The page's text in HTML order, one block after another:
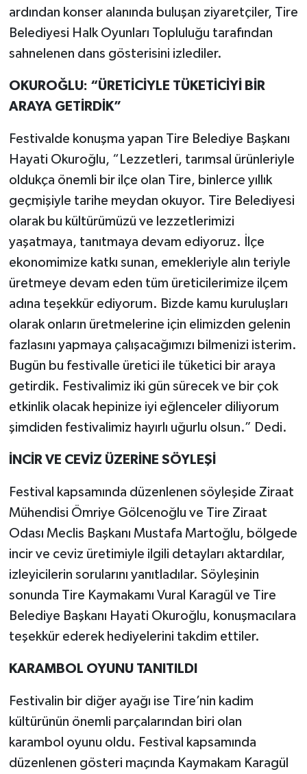
ardından konser alanında buluşan ziyaretçiler, Tire
Belediyesi Halk Oyunları Topluluğu tarafından
sahnelenen dans gösterisini izlediler.
OKUROĞLU: “ÜRETİCİYLE TÜKETİCİYİ BİR
ARAYA GETİRDİK”
Festivalde konuşma yapan Tire Belediye Başkanı
Hayati Okuroğlu, “Lezzetleri, tarımsal ürünleriyle
oldukça önemli bir ilçe olan Tire, binlerce yıllık
geçmişiyle tarihe meydan okuyor. Tire Belediyesi
olarak bu kültürümüzü ve lezzetlerimizi
yaşatmaya, tanıtmaya devam ediyoruz. İlçe
ekonomimize katkı sunan, emekleriyle alın teriyle
üretmeye devam eden tüm üreticilerimize ilçem
adına teşekkür ediyorum. Bizde kamu kuruluşları
olarak onların üretmelerine için elimizden gelenin
fazlasını yapmaya çalışacağımızı bilmenizi isterim.
Bugün bu festivalle üretici ile tüketici bir araya
getirdik. Festivalimiz iki gün sürecek ve bir çok
etkinlik olacak hepinize iyi eğlenceler diliyorum
şimdiden festivalimiz hayırlı uğurlu olsun.” Dedi.
İNCİR VE CEVİZ ÜZERİNE SÖYLEŞİ
Festival kapsamında düzenlenen söyleşide Ziraat
Mühendisi Ömriye Gölcenoğlu ve Tire Ziraat
Odası Meclis Başkanı Mustafa Martoğlu, bölgede
incir ve ceviz üretimiyle ilgili detayları aktardılar,
izleyicilerin sorularını yanıtladılar. Söyleşinin
sonunda Tire Kaymakamı Vural Karagül ve Tire
Belediye Başkanı Hayati Okuroğlu, konuşmacılara
teşekkür ederek hediyelerini takdim ettiler.
KARAMBOL OYUNU TANITILDI
Festivalin bir diğer ayağı ise Tire’nin kadim
kültürünün önemli parçalarından biri olan
karambol oyunu oldu. Festival kapsamında
düzenlenen gösteri maçında Kaymakam Karagül